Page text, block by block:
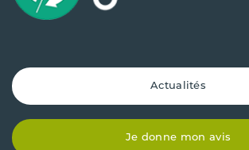
Actualités
Je donne mon avis